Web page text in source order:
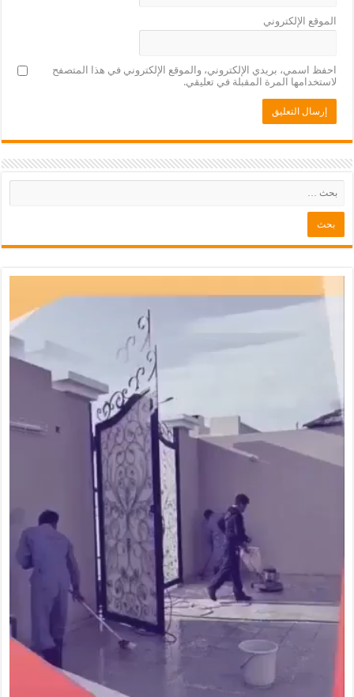
الموقع الإلكتروني
احفظ اسمي، بريدي الإلكتروني، والموقع الإلكتروني في هذا المتصفح
لاستخدامها المرة المقبلة في تعليقي.